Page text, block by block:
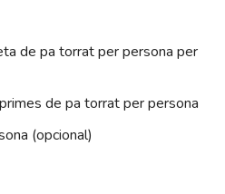
de pa torrat per persona per
de pa torrat per persona
(opcional)